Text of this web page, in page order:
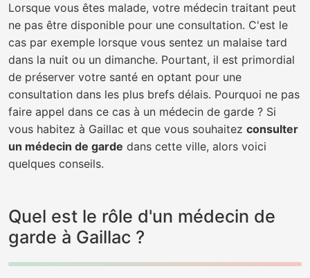
Lorsque vous êtes malade, votre médecin traitant peut
ne pas être disponible pour une consultation. C'est le
cas par exemple lorsque vous sentez un malaise tard
dans la nuit ou un dimanche. Pourtant, il est primordial
de préserver votre santé en optant pour une
consultation dans les plus brefs délais. Pourquoi ne pas
faire appel dans ce cas à un médecin de garde ? Si
vous habitez à Gaillac et que vous souhaitez consulter
un médecin de garde dans cette ville, alors voici
quelques conseils.
Quel est le rôle d'un médecin de
garde à Gaillac ?